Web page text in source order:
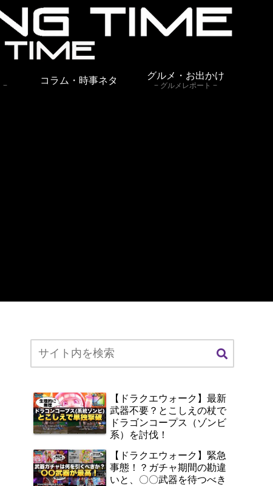
コラム・時事ネタ
グルメ・お出かけ
グルメレポート
【ドラクエウォーク】最新
武器不要？とこしえの杖で
ドラゴンコープス（ゾンビ
系）を討伐！
【ドラクエウォーク】緊急
事態！？ガチャ期間の勘違
いと、〇〇武器を待つべき